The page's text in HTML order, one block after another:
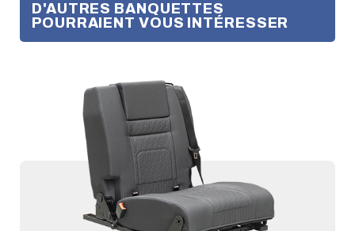
D'AUTRES BANQUETTES
POURRAIENT VOUS INTÉRESSER